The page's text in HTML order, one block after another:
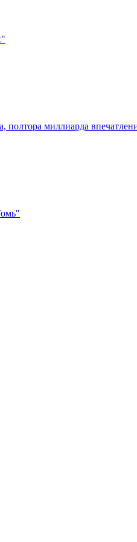
полтора миллиарда